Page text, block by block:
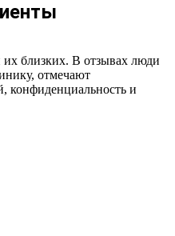
близких. В отзывах люди
отмечают
конфиденциальность и